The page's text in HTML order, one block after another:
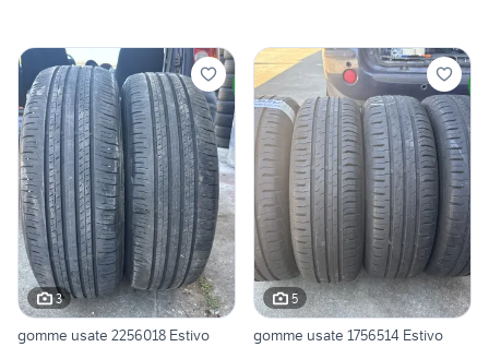
3
gomme usate 2256018 Estivo
5
gomme usate 1756514 Estivo